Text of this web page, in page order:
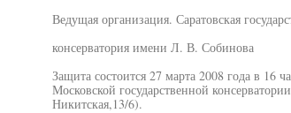
Ведущая организация. Саратовская
консерватория имени Л. В. Собинова
Защита состоится 27 марта 2008 года в 16
Московской государственной
Никитская,13/6).